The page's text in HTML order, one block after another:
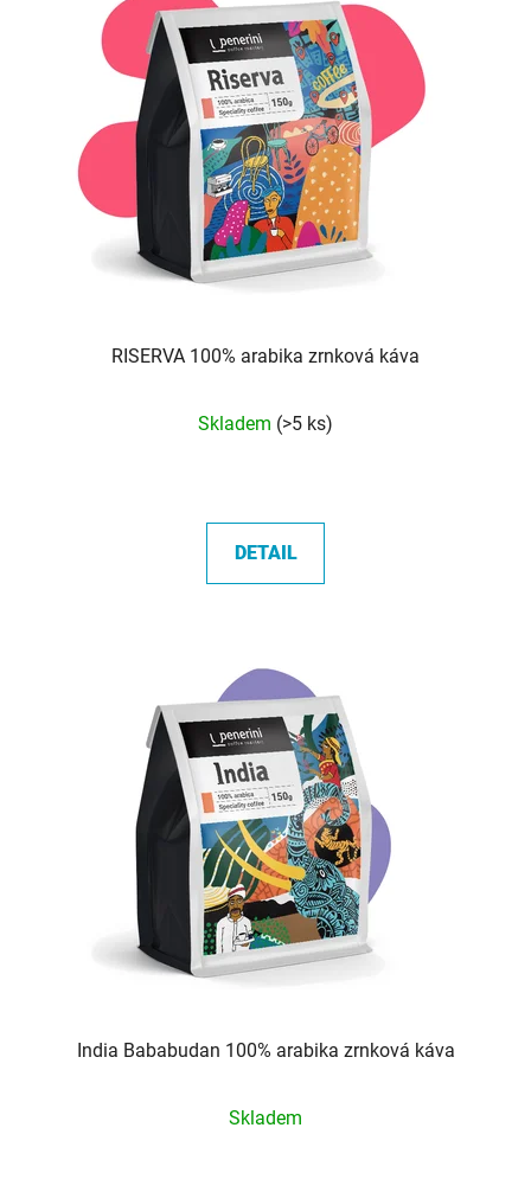
RISERVA 100% arabika zrnková káva
hodnocení
5,0
z
Skladem (>5 ks)
DETAIL
India Bababudan 100% arabika zrnková káva
hodnocení
Skladem